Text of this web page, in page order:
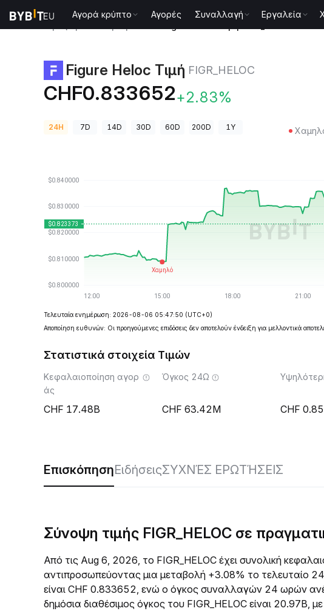
Αγορά κρύπτο Αγορές Συναλλαγή Εργαλεία
Figure Heloc Τιμή FIGR_HELOC
CHF0.833652+2.83%
24H 7D 14D 30D 60D 200D 1Y
Τελευταία ενημέρωση: 2026-08-06 05:47:50 (UTC+0)
Αποποίηση ευθυνών: Οι προηγούμενες επιδόσεις δεν αποτελούν ένδειξη για μελλοντικά
Στατιστικά στοιχεία Τιμών
Κεφαλαιοποίηση αγορ
άς
17.48B
Όγκος 24Ω
63.42M
ΕπισκόπησηΕιδήσειςΣΥΧΝΈΣ ΕΡΩΤΉΣΕΙΣ
Σύνοψη τιμής FIGR_HELOC σε
Από τις Aug 6, 2026, το FIGR_HELOC έχει συνολική
αντιπροσωπεύοντας μια μεταβολή +3.08% το τελευταίο
είναι CHF 0.833652, ενώ ο όγκος συναλλαγών 24 ωρών
δημόσια διαθέσιμος όγκος του FIGR_HELOC είναι 20.97B,